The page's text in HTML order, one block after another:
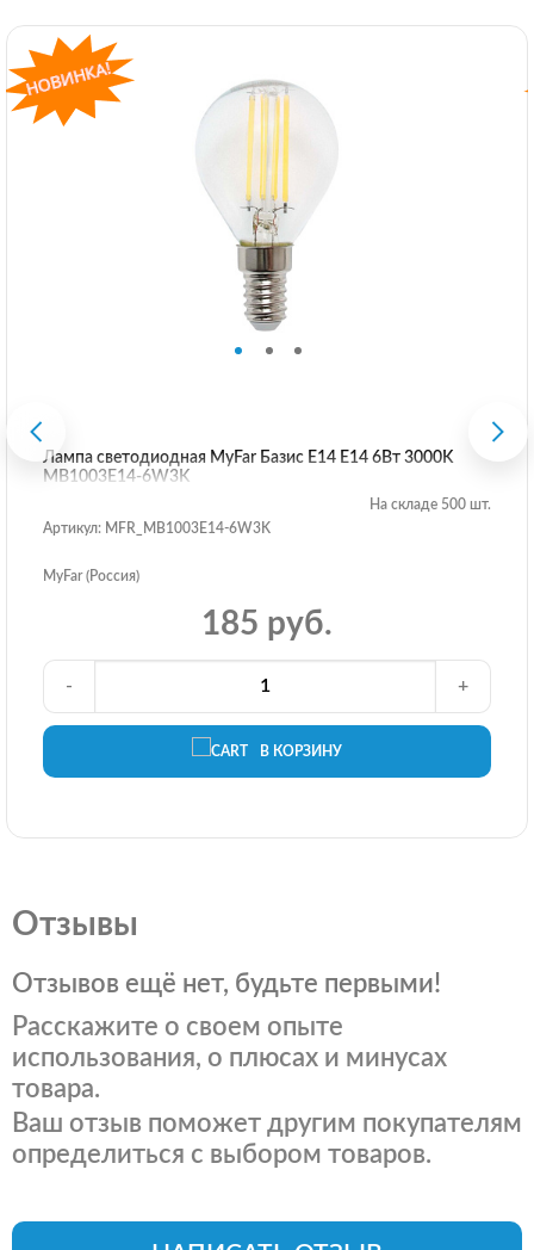
Лампа светодиодная MyFar Базис E14 E14 6Вт 3000K
MB1003E14-6W3K
На складе 500 шт.
Артикул: MFR_MB1003E14-6W3K
MyFar (Россия)
185 руб.
В КОРЗИНУ
- +
Отзывы
Отзывов ещё нет, будьте первыми!
Расскажите о своем опыте
использования, о плюсах и минусах
товара.
Ваш отзыв поможет другим покупателям
определиться с выбором товаров.